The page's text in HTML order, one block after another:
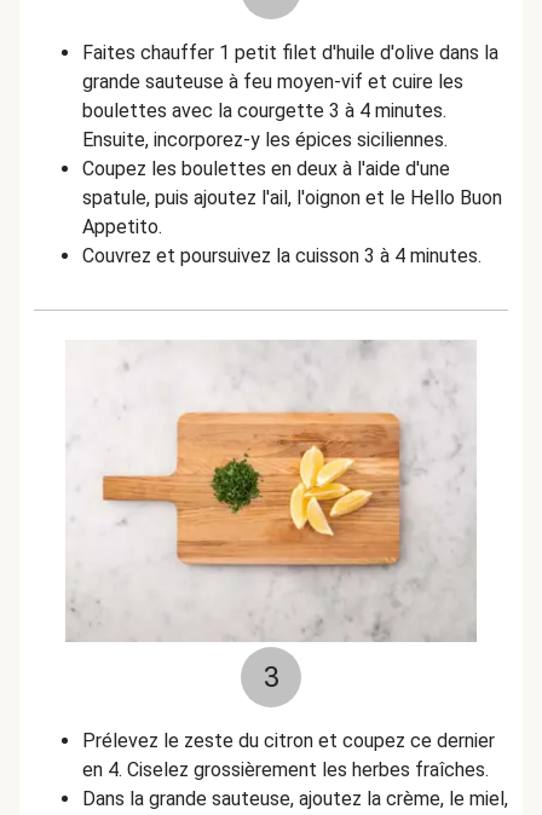
Faites chauffer 1 petit filet d'huile d'olive dans la
grande sauteuse à feu moyen-vif et cuire les
boulettes avec la courgette 3 à 4 minutes.
Ensuite, incorporez-y les épices siciliennes.
Coupez les boulettes en deux à l'aide d'une
spatule, puis ajoutez l'ail, l'oignon et le Hello Buon
Appetito.
Couvrez et poursuivez la cuisson 3 à 4 minutes.
3
Prélevez le zeste du citron et coupez ce dernier
en 4. Ciselez grossièrement les herbes fraîches.
Dans la grande sauteuse, ajoutez la crème, le miel,